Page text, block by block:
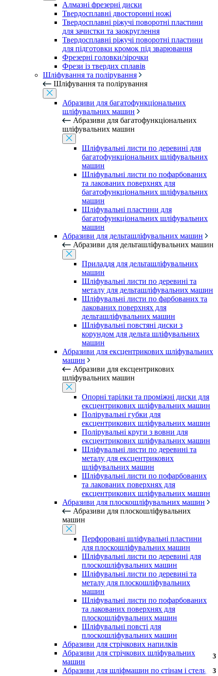
Алмазні фрезерні диски
Твердосплавні двосторонні ножі
Твердосплавні ріжучі поворотні пластини
для зачистки та заокруглення
Твердосплавні ріжучі поворотні пластини
для підготовки кромок під зварювання
Фрезерні головки/зірочки
Фрези із твердих сплавів
Шліфування та полірування
Шліфування та полірування
Абразиви для багатофункціональних
шліфувальних машин
Абразиви для багатофункціональних
шліфувальних машин
Шліфувальні листи по деревині для
багатофункціональних шліфувальних
машин
Шліфувальні листи по пофарбованих
та лакованих поверхнях для
багатофункціональних шліфувальних
машин
Шліфувальні пластини для
багатофункціональних шліфувальних
машин
Абразиви для дельташліфувальних машин
Абразиви для дельташліфувальних машин
Приладдя для дельташліфувальних
машин
Шліфувальні листи по деревині та
металу для дельташліфувальних машин
Шліфувальні листи по фарбованих та
лакованих поверхнях для
дельташліфувальних машин
Шліфувальні повстяні диски з
корундом для дельта шліфувальних
машин
Абразиви для ексцентрикових шліфувальних
машин
Абразиви для ексцентрикових
шліфувальних машин
Опорні тарілки та проміжні диски для
ексцентрикових шліфувальних машин
Полірувальні губки для
ексцентрикових шліфувальних машин
Полірувальні круги з вовни для
ексцентрикових шліфувальних машин
Шліфувальні листи по деревині та
металу для ексцентрикових
шліфувальних машин
Шліфувальні листи по пофарбованих
та лакованих поверхнях для
ексцентрикових шліфувальних машин
Абразиви для плоскошліфувальних машин
Абразиви для плоскошліфувальних
машин
Перфоровані шліфувальні пластини
для плоскошліфувальних машин
Шліфувальні листи по деревині для
плоскошліфувальних машин
Шліфувальні листи по деревині та
металу для плоскошліфувальних
машин
Шліфувальні листи по пофарбованих
та лакованих поверхнях для
плоскошліфувальних машин
Шліфувальні повсті для
плоскошліфувальних машин
Абразиви для стрічкових напилків
Абразиви для стрічкових шліфувальних
машин
Абразиви для шліфмашин по стінам і стелям
3
3
3
3
3
3
3
3